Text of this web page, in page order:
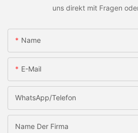
uns direkt mit Fragen
Name
E-Mail
WhatsApp/Telefon
Name Der Firma